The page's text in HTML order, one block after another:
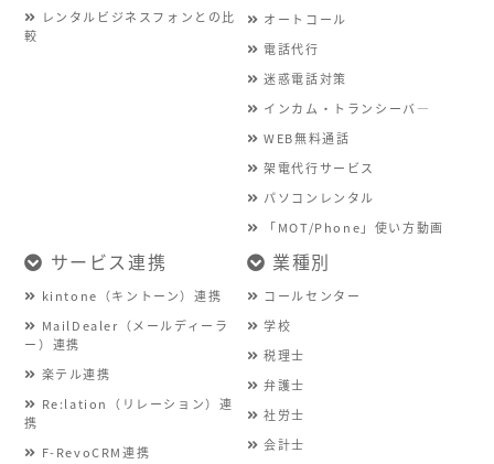
レンタルビジネスフォンとの比
較
オートコール
電話代行
迷惑電話対策
インカム・トランシーバ―
WEB無料通話
架電代行サービス
パソコンレンタル
「MOT/Phone」使い方動画
サービス連携
kintone（キントーン）連携
MailDealer（メールディーラ
ー）連携
楽テル連携
Re:lation（リレーション）連
携
F-RevoCRM連携
業種別
コールセンター
学校
税理士
弁護士
社労士
会計士